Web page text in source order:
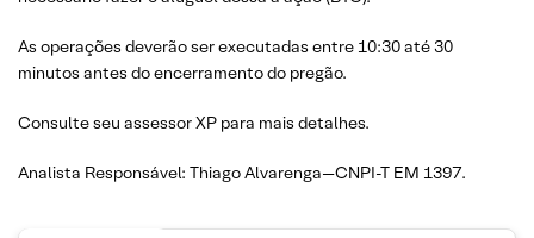
As operações deverão ser executadas entre 10:30 até 30
minutos antes do encerramento do pregão.
Consulte seu assessor XP para mais detalhes.
Analista Responsável: Thiago Alvarenga—CNPI-T EM 1397.